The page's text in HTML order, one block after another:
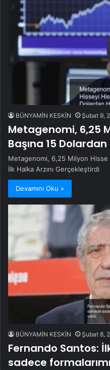
BÜNYAMİN KESKİN Şubat 9,
Metagenomi, 6,25
Başına 15
Metagenomi, 6,25 Milyon Hisse
İlk Halka Arzını Gerçekleştirdi
Devamını Oku »
BÜNYAMİN KESKİN Şubat 8,
Fernando Santos:
sadece